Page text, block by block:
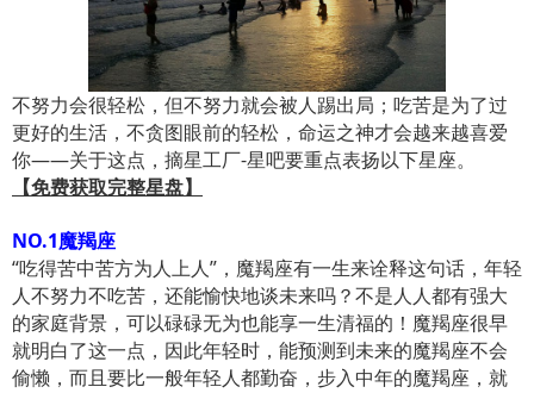
不努力会很轻松，但不努力就会被人踢出局；吃苦是为了过
更好的生活，不贪图眼前的轻松，命运之神才会越来越喜爱
你——关于这点，摘星工厂-星吧要重点表扬以下星座。
【免费获取完整星盘】
NO.1魔羯座
“吃得苦中苦方为人上人”，魔羯座有一生来诠释这句话，年轻
人不努力不吃苦，还能愉快地谈未来吗？不是人人都有强大
的家庭背景，可以碌碌无为也能享一生清福的！魔羯座很早
就明白了这一点，因此年轻时，能预测到未来的魔羯座不会
偷懒，而且要比一般年轻人都勤奋，步入中年的魔羯座，就